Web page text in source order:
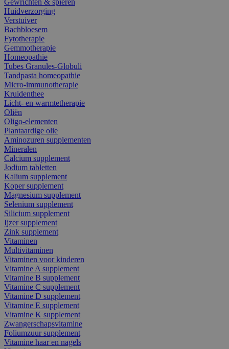
Huidverzorging
Verstuiver
Bachbloesem
Fytotherapie
Gemmotherapie
Homeopathie
Tubes Granules-Globuli
Tandpasta homeopathie
Micro-immunotherapie
Kruidenthee
Licht- en warmtetherapie
Oliën
Oligo-elementen
Plantaardige olie
Aminozuren supplementen
Mineralen
Calcium supplement
Jodium tabletten
Kalium supplement
Koper supplement
Magnesium supplement
Selenium supplement
Silicium supplement
Ijzer supplement
Zink supplement
Vitaminen
Multivitaminen
Vitaminen voor kinderen
Vitamine A supplement
Vitamine B supplement
Vitamine C supplement
Vitamine D supplement
Vitamine E supplement
Vitamine K supplement
Zwangerschapsvitamine
Foliumzuur supplement
Vitamine haar en nagels